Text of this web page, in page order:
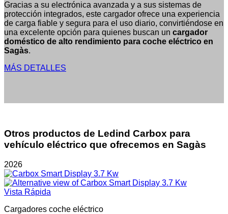
Gracias a su electrónica avanzada y a sus sistemas de
protección integrados, este cargador ofrece una experiencia
de carga fiable y segura para el uso diario, convirtiéndose en
una excelente opción para quienes buscan un cargador
doméstico de alto rendimiento para coche eléctrico en
Sagàs.
MÁS DETALLES
Otros productos de Ledind Carbox para
vehículo eléctrico que ofrecemos en Sagàs
2026
Vista Rápida
Cargadores coche eléctrico